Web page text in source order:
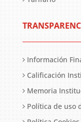
Información
Calificación
Memoria
Política de uso